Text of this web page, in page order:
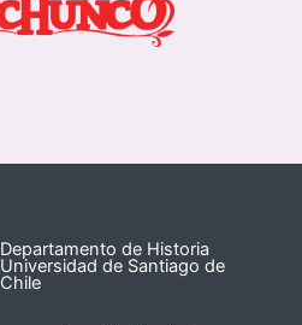
Departamento de Historia
Universidad de Santiago de
Chile